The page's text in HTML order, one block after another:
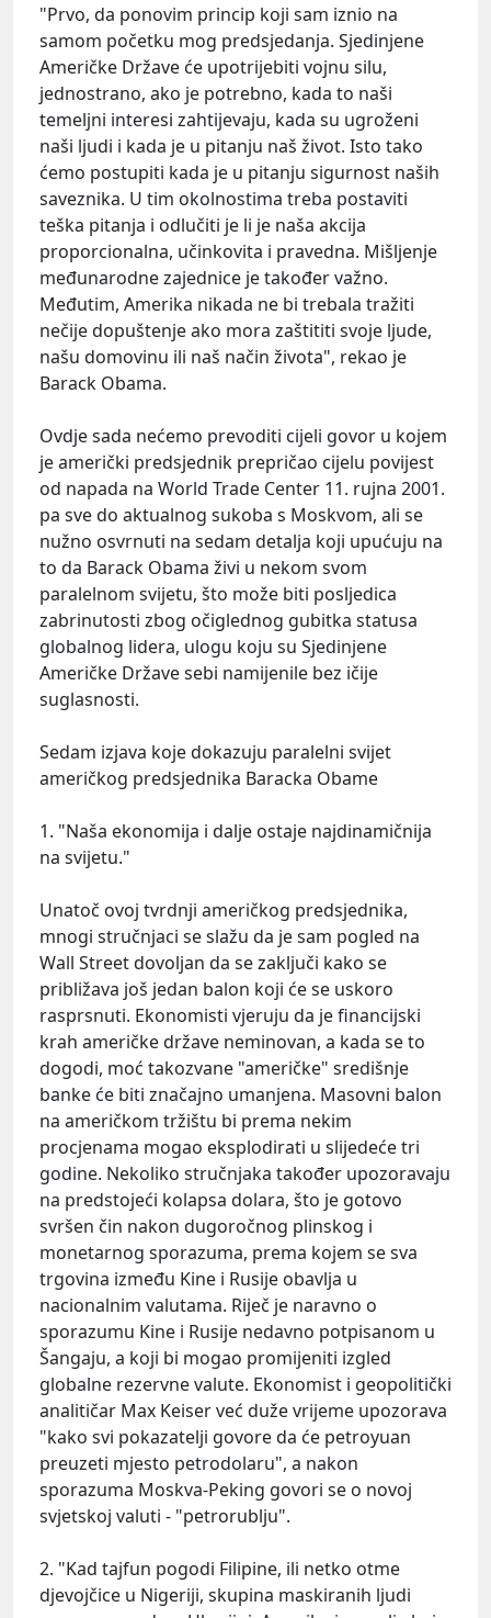
"Prvo, da ponovim princip koji sam iznio na
samom početku mog predsjedanja. Sjedinjene
Američke Države će upotrijebiti vojnu silu,
jednostrano, ako je potrebno, kada to naši
temeljni interesi zahtijevaju, kada su ugroženi
naši ljudi i kada je u pitanju naš život. Isto tako
ćemo postupiti kada je u pitanju sigurnost naših
saveznika. U tim okolnostima treba postaviti
teška pitanja i odlučiti je li je naša akcija
proporcionalna, učinkovita i pravedna. Mišljenje
međunarodne zajednice je također važno.
Međutim, Amerika nikada ne bi trebala tražiti
nečije dopuštenje ako mora zaštititi svoje ljude,
našu domovinu ili naš način života", rekao je
Barack Obama.
Ovdje sada nećemo prevoditi cijeli govor u kojem
je američki predsjednik prepričao cijelu povijest
od napada na World Trade Center 11. rujna 2001.
pa sve do aktualnog sukoba s Moskvom, ali se
nužno osvrnuti na sedam detalja koji upućuju na
to da Barack Obama živi u nekom svom
paralelnom svijetu, što može biti posljedica
zabrinutosti zbog očiglednog gubitka statusa
globalnog lidera, ulogu koju su Sjedinjene
Američke Države sebi namijenile bez ičije
suglasnosti.
Sedam izjava koje dokazuju paralelni svijet
američkog predsjednika Baracka Obame
1. "Naša ekonomija i dalje ostaje najdinamičnija
na svijetu."
Unatoč ovoj tvrdnji američkog predsjednika,
mnogi stručnjaci se slažu da je sam pogled na
Wall Street dovoljan da se zaključi kako se
približava još jedan balon koji će se uskoro
rasprsnuti. Ekonomisti vjeruju da je financijski
krah američke države neminovan, a kada se to
dogodi, moć takozvane "američke" središnje
banke će biti značajno umanjena. Masovni balon
na američkom tržištu bi prema nekim
procjenama mogao eksplodirati u slijedeće tri
godine. Nekoliko stručnjaka također upozoravaju
na predstojeći kolapsa dolara, što je gotovo
svršen čin nakon dugoročnog plinskog i
monetarnog sporazuma, prema kojem se sva
trgovina između Kine i Rusije obavlja u
nacionalnim valutama. Riječ je naravno o
sporazumu Kine i Rusije nedavno potpisanom u
Šangaju, a koji bi mogao promijeniti izgled
globalne rezervne valute. Ekonomist i geopolitički
analitičar Max Keiser već duže vrijeme upozorava
"kako svi pokazatelji govore da će petroyuan
preuzeti mjesto petrodolaru", a nakon
sporazuma Moskva-Peking govori se o novoj
svjetskoj valuti - "petrorublju".
2. "Kad tajfun pogodi Filipine, ili netko otme
djevojčice u Nigeriji, skupina maskiranih ljudi